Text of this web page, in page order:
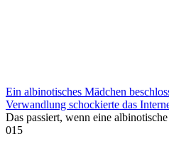
Ein albinotisches Mädchen
Verwandlung schockierte das
Das passiert, wenn eine
015